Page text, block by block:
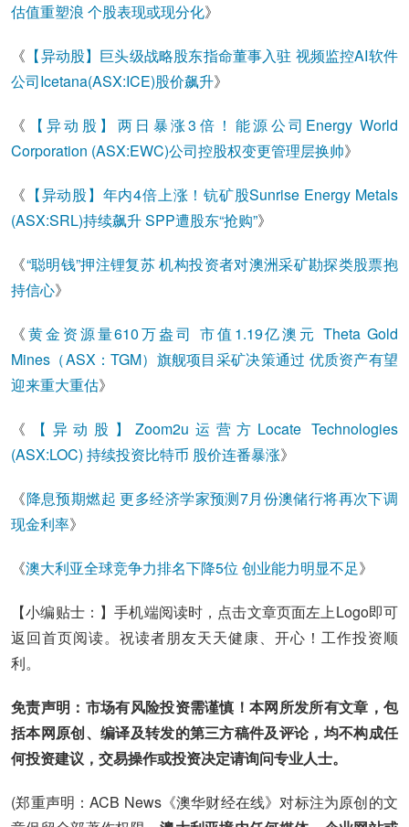
估值重塑浪 个股表现或现分化》
《 【异动股】巨头级战略股东指命董事入驻 视频监控AI软件
公司Icetana(ASX:ICE)股价飙升》
《
【异动股】两日暴涨3倍！能源公司Energy World
Corporation (ASX:EWC)公司控股权变更管理层换帅》
《 【异动股】年内4倍上涨！钪矿股Sunrise Energy Metals
(ASX:SRL)持续飙升 SPP遭股东“抢购”》
《“聪明钱”押注锂复苏 机构投资者对澳洲采矿勘探类股票抱
持信心》
《黄金资源量610万盎司 市值1.19亿澳元 Theta Gold
Mines（ASX：TGM）旗舰项目采矿决策通过 优质资产有望
迎来重大重估》
《
【异动股】Zoom2u运营方Locate Technologies
(ASX:LOC) 持续投资比特币 股价连番暴涨》
《降息预期燃起 更多经济学家预测7月份澳储行将再次下调
现金利率》
《澳大利亚全球竞争力排名下降5位 创业能力明显不足》
【小编贴士：】手机端阅读时，点击文章页面左上Logo即可
返回首页阅读。祝读者朋友天天健康、开心！工作投资顺
利。
免责声明：市场有风险投资需谨慎！本网所发所有文章，包
括本网原创、编译及转发的第三方稿件及评论，均不构成任
何投资建议，交易操作或投资决定请询问专业人士。
(郑重声明：ACB News《澳华财经在线》对标注为原创的文